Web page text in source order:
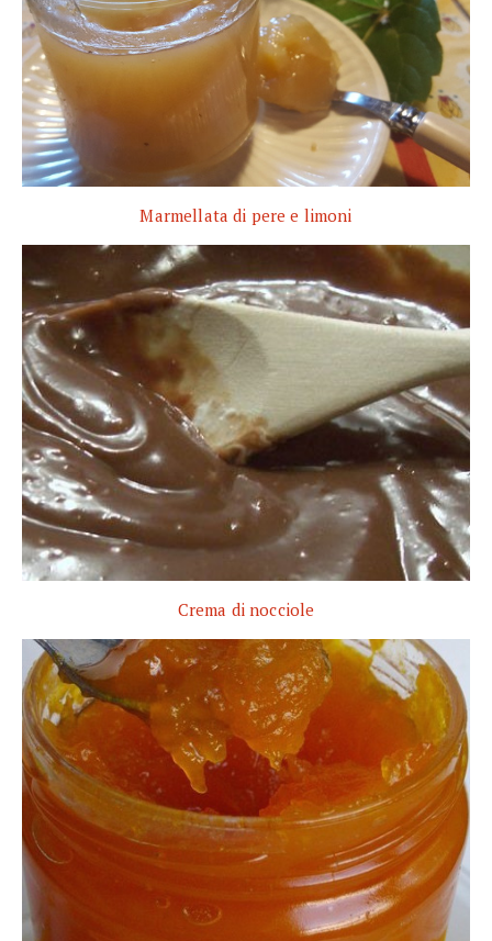
Marmellata di pere e limoni
Crema di nocciole